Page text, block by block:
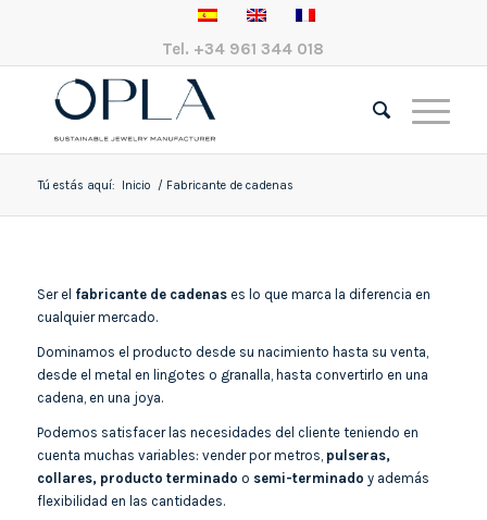
Tel. +34 961 344 018
Tú estás aquí: Inicio / Fabricante de cadenas
Ser el fabricante de cadenases lo que marca la diferencia en
cualquier mercado.
Dominamos el producto desde su nacimiento hasta su venta,
desde el metal en lingotes o granalla, hasta convertirlo en una
cadena, en una joya.
Podemos satisfacer las necesidades del cliente teniendo en
cuenta muchas variables: vender por metros, pulseras,
collares, producto terminado o semi-terminado y además
flexibilidad en las cantidades.